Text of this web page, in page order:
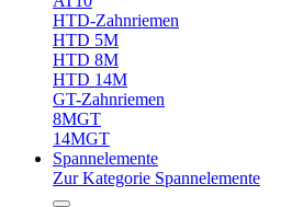
HTD-Zahnriemen
HTD 5M
HTD 8M
HTD 14M
GT-Zahnriemen
8MGT
14MGT
Spannelemente
Zur Kategorie Spannelemente